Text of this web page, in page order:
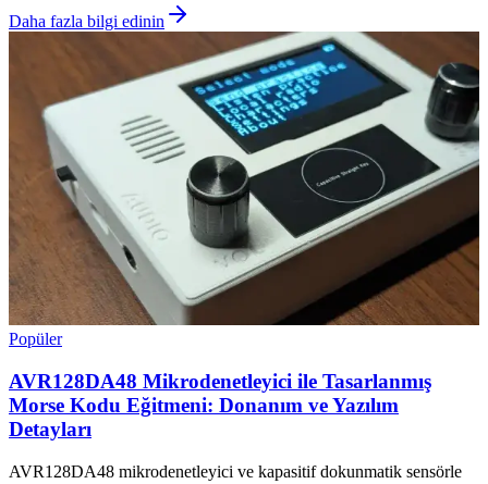
Daha fazla bilgi edinin
Popüler
AVR128DA48 Mikrodenetleyici ile Tasarlanmış
Morse Kodu Eğitmeni: Donanım ve Yazılım
Detayları
AVR128DA48 mikrodenetleyici ve kapasitif dokunmatik sensörle